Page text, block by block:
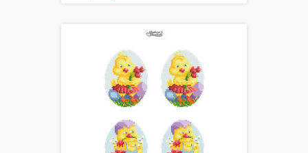
Маски захисні